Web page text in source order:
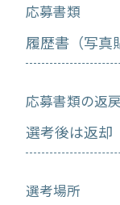
応募書類
履歴書（写
応募書類の返戻
選考後は返却
選考場所